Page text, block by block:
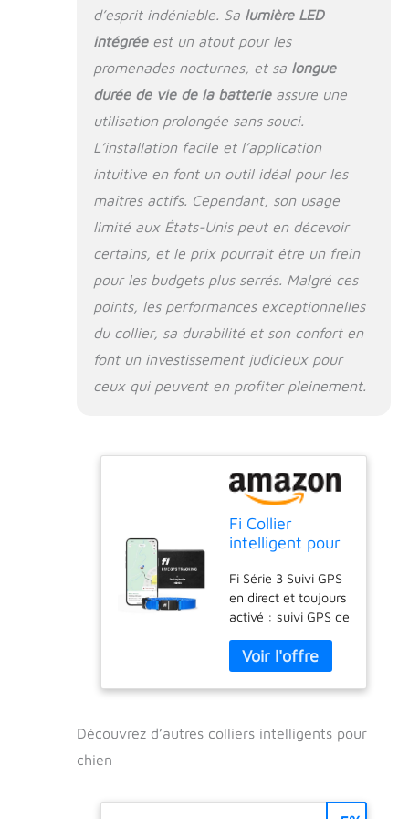
Application
Android. Durable et
design pour chien :
profil élégant en
acier inoxydable,
résistance à la
traction de 181,4 kg,
et IP66K. Il est
également facile de
retirer votre
dispositif de suivi du
collier pour
échanger les
d’esprit indéniable. Sa lumière LED
intégréeest un atout pour les
promenades nocturnes, et sa longue
durée de vie de la batterieassure une
utilisation prolongée sans souci.
L’installation facile et l’application
intuitive en font un outil idéal pour les
maîtres actifs. Cependant, son usage
limité aux États-Unis peut en décevoir
certains, et le prix pourrait être un frein
pour les budgets plus serrés. Malgré ces
points, les performances exceptionnelles
du collier, sa durabilité et son confort en
font un investissement judicieux pour
ceux qui peuvent en profiter pleinement.
Fi Collier
intelligent pour
Tracker GPS
pour chien et
moniteur
d'activité et de
santé, étanche,
lumière LED,
alertes
couverture
Fi Série 3 Suivi GPS
en direct et toujours
activé : suivi GPS de
dans tout le pays
sans portée
maximale
AirTags, qui ont un
Découvrez d’autres colliers intelligents pour
chien